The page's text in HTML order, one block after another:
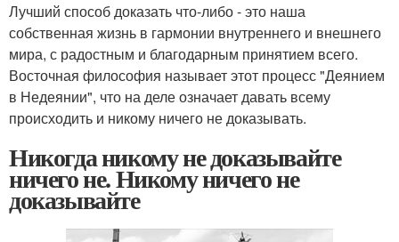
Лучший способ доказать что-либо - это наша
собственная жизнь в гармонии внутреннего и внешнего
мира, с радостным и благодарным принятием всего.
Восточная философия называет этот процесс "Деянием
в Недеянии", что на деле означает давать всему
происходить и никому ничего не доказывать.
Никогда никому не доказывайте
ничего не. Никому ничего не
доказывайте